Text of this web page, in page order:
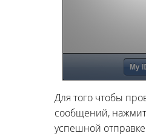
Для того чтобы
сообщений,
успешной